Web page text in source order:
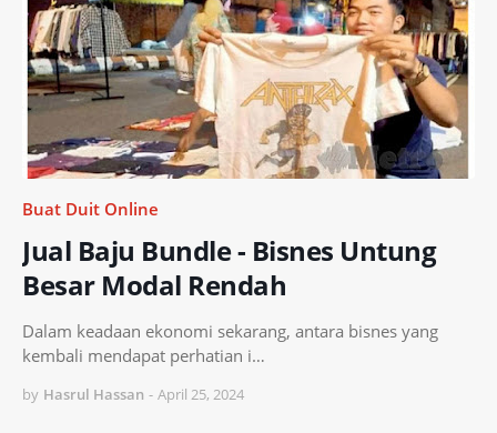
Buat Duit Online
Jual Baju Bundle - Bisnes Untung
Besar Modal Rendah
Dalam keadaan ekonomi sekarang, antara bisnes yang
kembali mendapat perhatian i…
by Hasrul Hassan - April 25, 2024